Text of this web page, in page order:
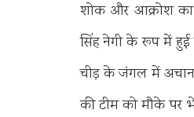
शोक और आक्रोश का
सिंह नेगी के रूप में हुई
चीड़ के जंगल में
की टीम को मौके पर